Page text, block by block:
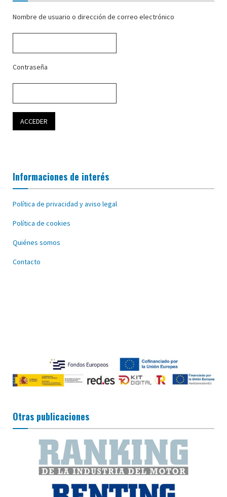
Nombre de usuario o dirección de correo electrónico
Contraseña
Informaciones de interés
Política de privacidad y aviso legal
Política de cookies
Quiénes somos
Contacto
Otras publicaciones